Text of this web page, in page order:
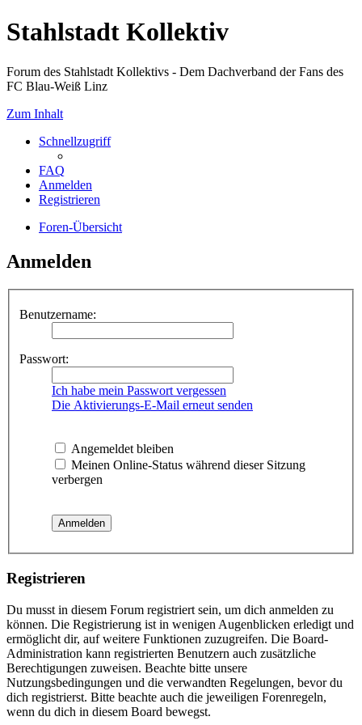
Stahlstadt Kollektiv
Forum des Stahlstadt Kollektivs - Dem Dachverband der Fans des
FC Blau-Weiß Linz
Zum Inhalt
Schnellzugriff
FAQ
Anmelden
Registrieren
Foren-Übersicht
Anmelden
Benutzername:
Passwort:
Ich habe mein Passwort vergessen
Die Aktivierungs-E-Mail erneut senden
Angemeldet bleiben
Meinen Online-Status während dieser Sitzung
verbergen
Registrieren
Du musst in diesem Forum registriert sein, um dich anmelden zu
können. Die Registrierung ist in wenigen Augenblicken erledigt und
ermöglicht dir, auf weitere Funktionen zuzugreifen. Die Board-
Administration kann registrierten Benutzern auch zusätzliche
Berechtigungen zuweisen. Beachte bitte unsere
Nutzungsbedingungen und die verwandten Regelungen, bevor du
dich registrierst. Bitte beachte auch die jeweiligen Forenregeln,
wenn du dich in diesem Board bewegst.